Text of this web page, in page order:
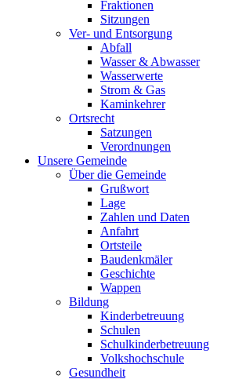
Fraktionen
Sitzungen
Ver- und Entsorgung
Abfall
Wasser & Abwasser
Wasserwerte
Strom & Gas
Kaminkehrer
Ortsrecht
Satzungen
Verordnungen
Unsere Gemeinde
Über die Gemeinde
Grußwort
Lage
Zahlen und Daten
Anfahrt
Ortsteile
Baudenkmäler
Geschichte
Wappen
Bildung
Kinderbetreuung
Schulen
Schulkinderbetreuung
Volkshochschule
Gesundheit